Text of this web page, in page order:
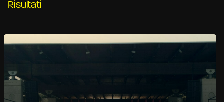
Risultati